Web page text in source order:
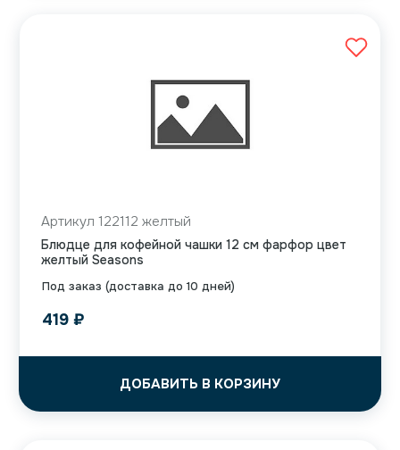
Под заказ (доставка до 10 дней)
Артикул 122112 желтый
Блюдце для кофейной чашки 12 см фарфор цвет
желтый Seasons
419 ₽
ДОБАВИТЬ В КОРЗИНУ